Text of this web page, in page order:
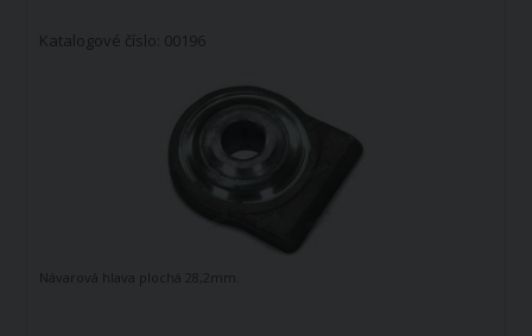
Katalogové číslo: 00196
Návarová hlava plochá 28,2mm.